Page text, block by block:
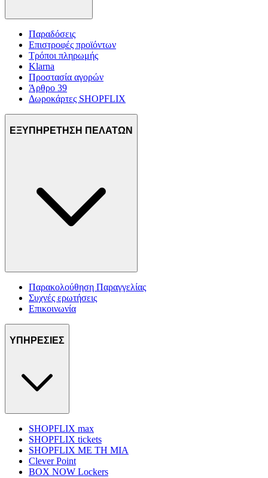
Παραδόσεις
Επιστροφές προϊόντων
Τρόποι πληρωμής
Klarna
Προστασία αγορών
Άρθρο 39
Δωροκάρτες SHOPFLIX
ΕΞΥΠΗΡΕΤΗΣΗ ΠΕΛΑΤΩΝ
Παρακολούθηση Παραγγελίας
Συχνές ερωτήσεις
Επικοινωνία
ΥΠΗΡΕΣΙΕΣ
SHOPFLIX max
SHOPFLIX tickets
SHOPFLIX ΜΕ ΤΗ ΜΙΑ
Clever Point
BOX NOW Lockers